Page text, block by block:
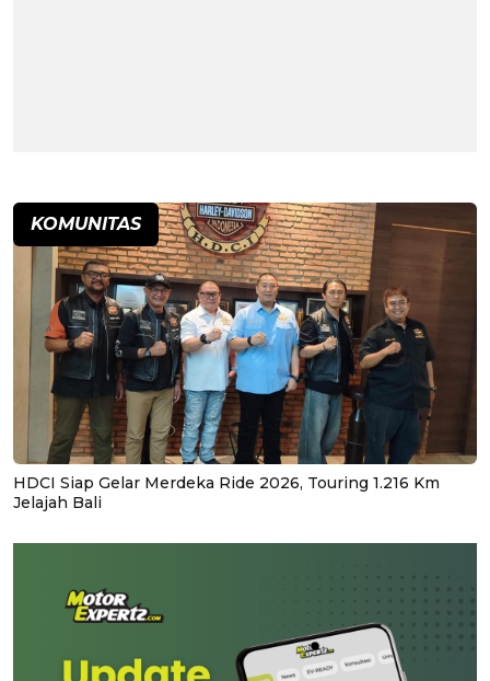
KOMUNITAS
HDCI Siap Gelar Merdeka Ride 2026, Touring 1.216 Km
Jelajah Bali